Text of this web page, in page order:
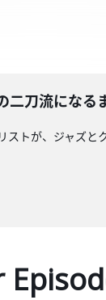
二刀流になる
トが、ジャズ